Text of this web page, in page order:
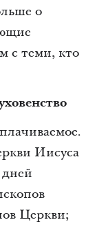
о
с теми, кто
Иисуса
Церкви;